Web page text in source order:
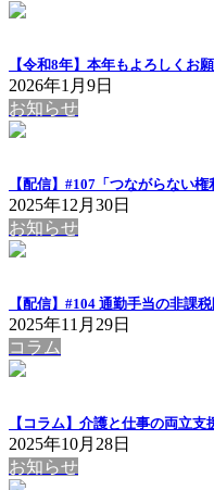
【令和8年】本年もよろしくお
2026年1月9日
お知らせ
【配信】#107「つながらない
2025年12月30日
お知らせ
【配信】#104 通勤手当の非課
2025年11月29日
コラム
【コラム】介護と仕事の両立
2025年10月28日
お知らせ